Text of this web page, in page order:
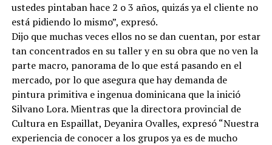
ustedes pintaban hace 2 o 3 años, quizás ya el cliente no
está pidiendo lo mismo”, expresó.
Dijo que muchas veces ellos no se dan cuentan, por estar
tan concentrados en su taller y en su obra que no ven la
parte macro, panorama de lo que está pasando en el
mercado, por lo que asegura que hay demanda de
pintura primitiva e ingenua dominicana que la inició
Silvano Lora. Mientras que la directora provincial de
Cultura en Espaillat, Deyanira Ovalles, expresó “Nuestra
experiencia de conocer a los grupos ya es de mucho